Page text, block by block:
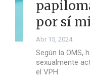
por sí
Abr 15, 2024
Según la OMS,
sexualmente
el VPH